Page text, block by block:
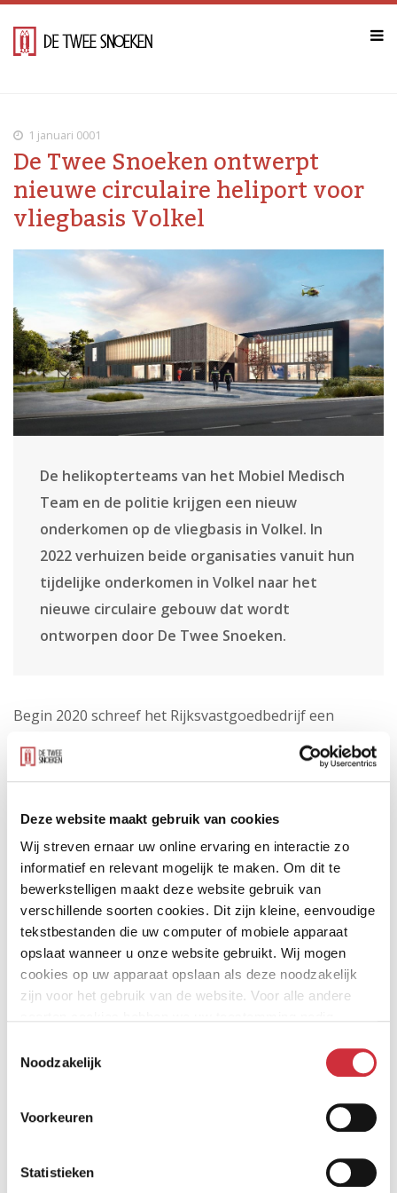
Deze website maakt gebruik van cookies
Wij streven ernaar uw online ervaring en interactie zo
informatief en relevant mogelijk te maken. Om dit te
bewerkstelligen maakt deze website gebruik van
verschillende soorten cookies. Dit zijn kleine, eenvoudige
tekstbestanden die uw computer of mobiele apparaat
opslaat wanneer u onze website gebruikt. Wij mogen
cookies op uw apparaat opslaan als deze noodzakelijk
zijn voor het gebruik van de website. Voor alle andere
Noodzakelijk
Voorkeuren
Statistieken
1 januari 0001
De Twee Snoeken ontwerpt
nieuwe circulaire heliport voor
vliegbasis Volkel
De helikopterteams van het Mobiel Medisch
Team en de politie krijgen een nieuw
onderkomen op de vliegbasis in Volkel. In
2022 verhuizen beide organisaties vanuit hun
tijdelijke onderkomen in Volkel naar het
nieuwe circulaire gebouw dat wordt
ontworpen door De Twee Snoeken.
Begin 2020 schreef het Rijksvastgoedbedrijf een
Europese aanbesteding uit voor de total engineering
van de nieuwbouw van de heliport op vliegbasis Volkel.
Huisman en van Muijen en ingenieurs- en
adviesbureau DGMR en Smits van Burgst, dienden wij
een integraal ontwerpvoorstel in meteen helderde
zonering, een goede logistieke organisatie,
geborgenheid voor de gebruiker, een circulaire visie
van een adaptief gebouw met toekomstwaarde en een
zorgvuldig uitgedachte procesaanpak.
zowel het Mobiel Medisch Team als de politie optimaal.
ingericht op de verschillende belangen en werkwijzen
daarom waar dat kan processen samen, en scheiden we